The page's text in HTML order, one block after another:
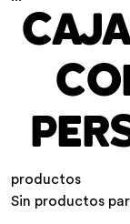
productos
Sin productos